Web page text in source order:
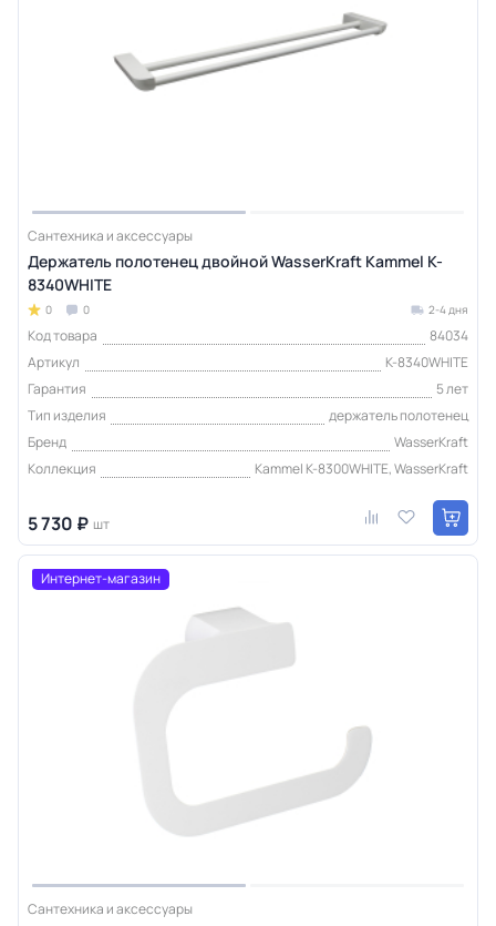
Сантехника и аксессуары
Держатель полотенец двойной WasserKraft Kammel K-
8340WHITE
0 0 2-4 дня
Код товара
84034
Артикул
K-8340WHITE
Гарантия
5 лет
Тип изделия
держатель полотенец
Бренд
WasserKraft
Коллекция
Kammel K-8300WHITE, WasserKraft
5 730 ₽ шт
Интернет-магазин
Сантехника и аксессуары